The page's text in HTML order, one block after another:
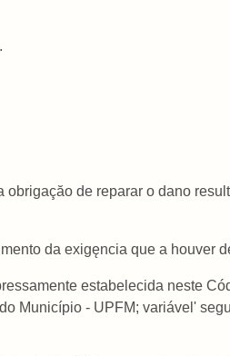
de reparar o dano
da exigęncia que a houver
estabelecida neste
Município - UPFM; variável'